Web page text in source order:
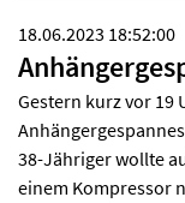
18.06.2023 18:52:00
Gestern kurz vor 19
38-Jähriger wollte
einem Kompressor